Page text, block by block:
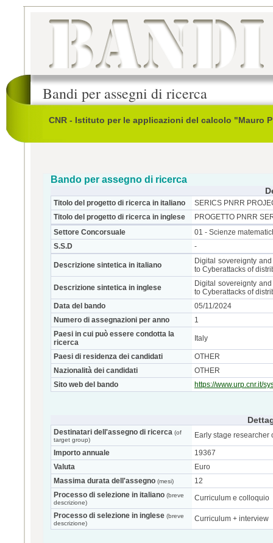
Bandi per assegni di ricerca
CNR - Istituto per le applicazioni del calcolo "Mauro
Bando per assegno di ricerca
Titolo del progetto di ricerca in italiano
SERICS PNRR
Titolo del progetto di ricerca in inglese
PROGETTO PNRR
Settore Concorsuale
01 - Scienze
S.S.D
-
Descrizione sintetica in italiano
Digital sovereignty
to Cyberattacks of
Descrizione sintetica in inglese
Digital sovereignty
to Cyberattacks of
Data del bando
05/11/2024
Numero di assegnazioni per anno
1
Paesi in cui può essere condotta la
ricerca
Italy
Paesi di residenza dei candidati
OTHER
Nazionalità dei candidati
OTHER
Sito web del bando
https://www.urp.cnr.it/
Destinatari dell'assegno di ricerca (of
target group)
Early stage researcher
Importo annuale
19367
Valuta
Euro
Massima durata dell'assegno (mesi)
12
Processo di selezione in italiano (breve
descrizione)
Curriculum e colloquio
Processo di selezione in inglese (breve
descrizione)
Curriculum + interview